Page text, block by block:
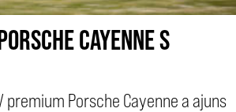
CAYENNE S
premium Porsche Cayenne a ajuns